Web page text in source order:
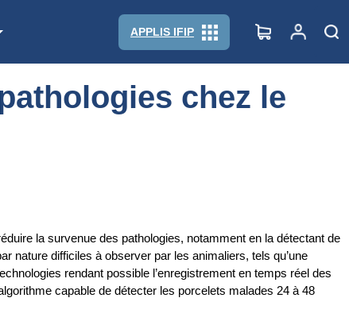
APPLIS IFIP
chez le
la survenue des pathologies, notamment en la détectant de
nature difficiles à observer par les animaliers, tels qu’une
rendant possible l’enregistrement en temps réel des
capable de détecter les porcelets malades 24 à 48